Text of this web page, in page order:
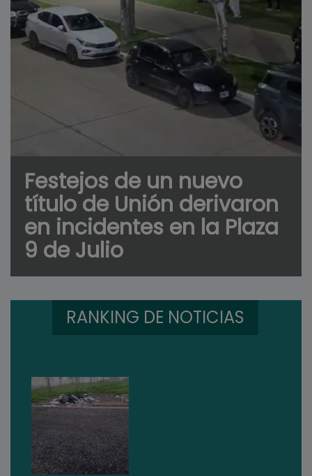
Festejos de un nuevo
título de Unión derivaron
en incidentes en la Plaza
9 de Julio
RANKING DE NOTICIAS